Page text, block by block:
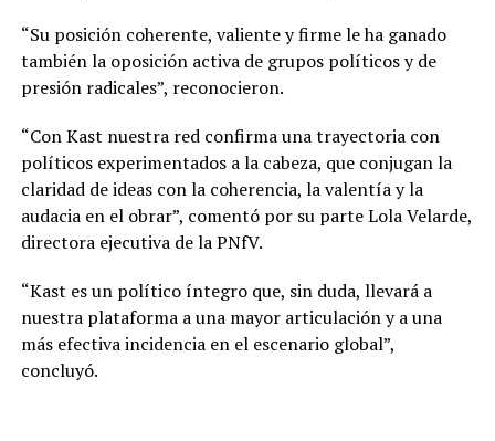
“Su posición coherente, valiente y firme le ha ganado
también la oposición activa de grupos políticos y de
presión radicales”, reconocieron.
“Con Kast nuestra red confirma una trayectoria con
políticos experimentados a la cabeza, que conjugan la
claridad de ideas con la coherencia, la valentía y la
audacia en el obrar”, comentó por su parte Lola Velarde,
directora ejecutiva de la PNfV.
“Kast es un político íntegro que, sin duda, llevará a
nuestra plataforma a una mayor articulación y a una
más efectiva incidencia en el escenario global”,
concluyó.